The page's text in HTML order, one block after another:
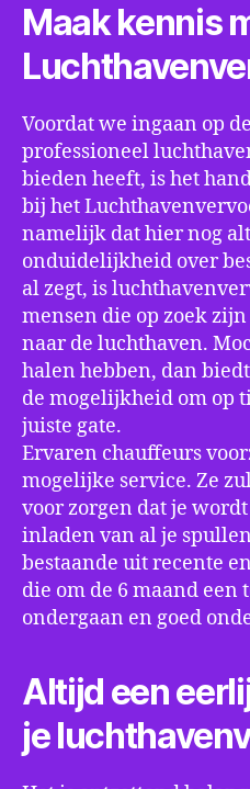
Maak kennis
Voordat we ingaan op
professioneel
bieden heeft, is het
bij het
namelijk dat hier nog
onduidelijkheid over
al zegt, is
mensen die op zoek
naar de luchthaven.
halen hebben, dan
de mogelijkheid om op
juiste gate.
Ervaren chauffeurs
mogelijke service. Ze
voor zorgen dat je
inladen van al je
bestaande uit recente
die om de 6 maand
ondergaan en goed
Altijd een
je